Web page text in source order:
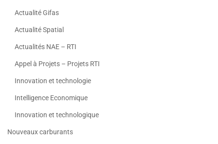
Actualité Gifas
Actualité Spatial
Actualités NAE – RTI
Appel à Projets – Projets RTI
Innovation et technologie
Intelligence Economique
Innovation et technologique
Nouveaux carburants